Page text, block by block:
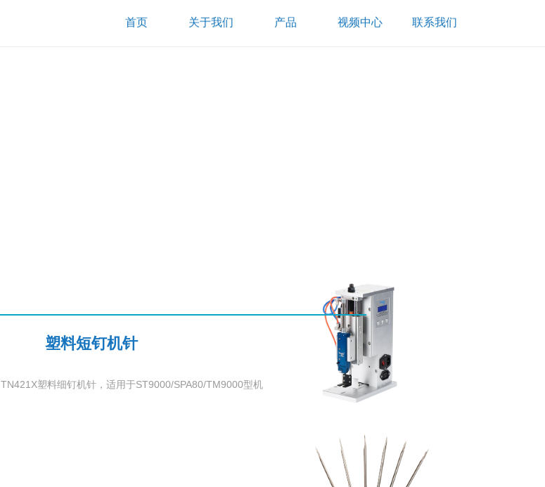
关于我们 视频中心 联系我们
塑料短钉机针
TN421X塑料细钉机针，适用于ST9000/SPA80/TM9000型机